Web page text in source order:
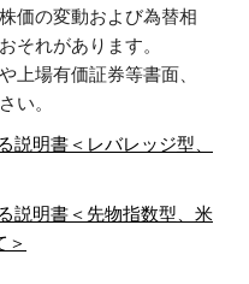
価の変動および為替相
それがあります。
上場有価証券等書面、
い。
説明書＜レバレッジ型、
説明書＜先物指数型、米
＞